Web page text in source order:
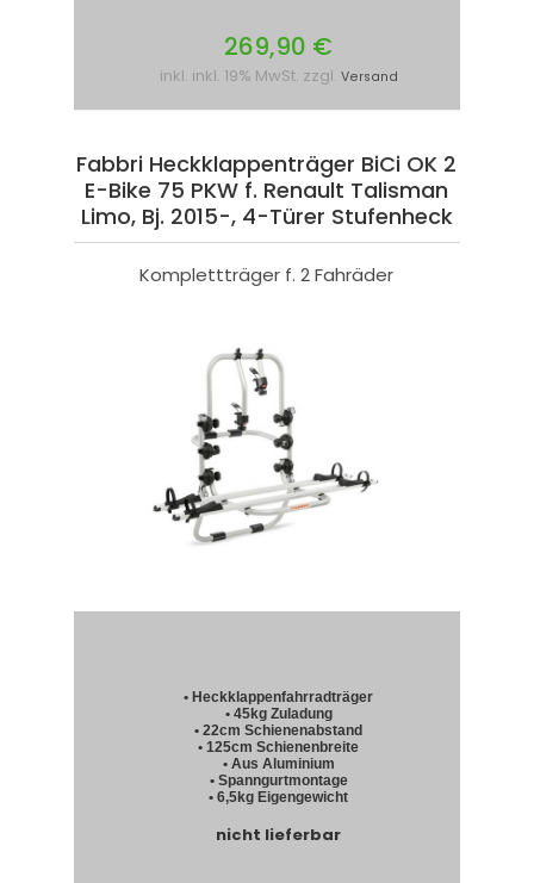
269,90 €
inkl. inkl. 19% MwSt. zzgl. Versand
Fabbri Heckklappenträger BiCi OK 2
E-Bike 75 PKW f. Renault Talisman
Limo, Bj. 2015-, 4-Türer Stufenheck
Komplettträger f. 2 Fahräder
• Heckklappenfahrradträger
• 45kg Zuladung
• 22cm Schienenabstand
• 125cm Schienenbreite
• Aus Aluminium
• Spanngurtmontage
• 6,5kg Eigengewicht
nicht lieferbar